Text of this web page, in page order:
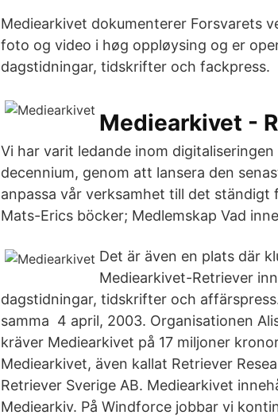
Mediearkivet dokumenterer Forsvarets
foto og video i høg oppløysing og er
dagstidningar, tidskrifter och fackpress.
Mediearkivet -
Vi har varit ledande inom
decennium, genom att lansera den
anpassa vår verksamhet till det
Mats-Erics böcker; Medlemskap Vad
Det är även en plats där
Mediearkivet-Retriever
dagstidningar, tidskrifter och
samma 4 april, 2003. Organisationen
kräver Mediearkivet på 17 miljoner
Mediearkivet, även kallat Retriever
Retriever Sverige AB. Mediearkivet
Mediearkiv. På Windforce jobbar vi